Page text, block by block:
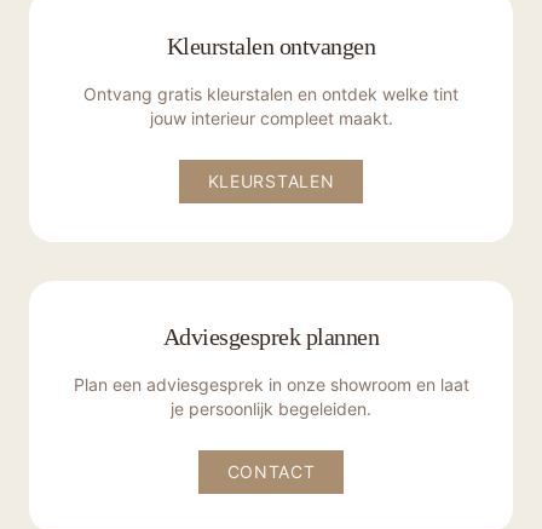
Kleurstalen ontvangen
Ontvang gratis kleurstalen en ontdek welke tint
jouw interieur compleet maakt.
KLEURSTALEN
Adviesgesprek plannen
Plan een adviesgesprek in onze showroom en laat
je persoonlijk begeleiden.
CONTACT